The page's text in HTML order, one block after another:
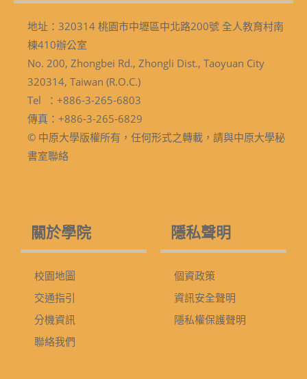
地址：320314 桃園市中壢區中北路200號 全人教育村南
棟410辦公室
No. 200, Zhongbei Rd., Zhongli Dist., Taoyuan City
320314, Taiwan (R.O.C.)
Tel ：+886-3-265-6803
傳真：+886-3-265-6829
© 中原大學版權所有，任何形式之轉載，請與中原大學秘
書室聯絡
關於學院
校園地圖
交通指引
分機資訊
聯絡我們
隱私聲明
個資政策
資訊安全聲明
隱私權保護聲明